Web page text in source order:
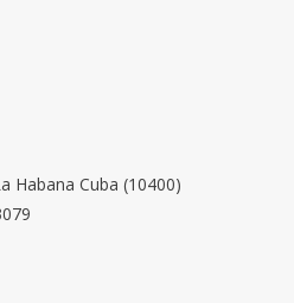
Habana Cuba (10400)